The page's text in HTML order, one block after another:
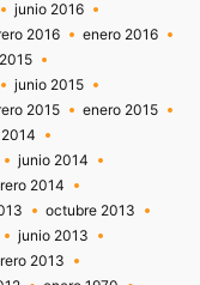
junio 2016
2016
enero 2016
junio 2015
2015
enero 2015
junio 2014
2014
octubre 2013
junio 2013
2013